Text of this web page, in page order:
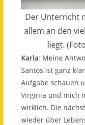
Der Unterricht
allem an den
liegt.
Karla: Meine
Santos ist ganz
Aufgabe schauen
Virginia und mich
wirklich. Die
wieder über